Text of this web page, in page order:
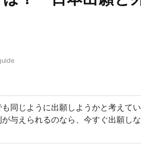
同じように出願しようかと考えて
与えられるのなら、今すぐ出願し